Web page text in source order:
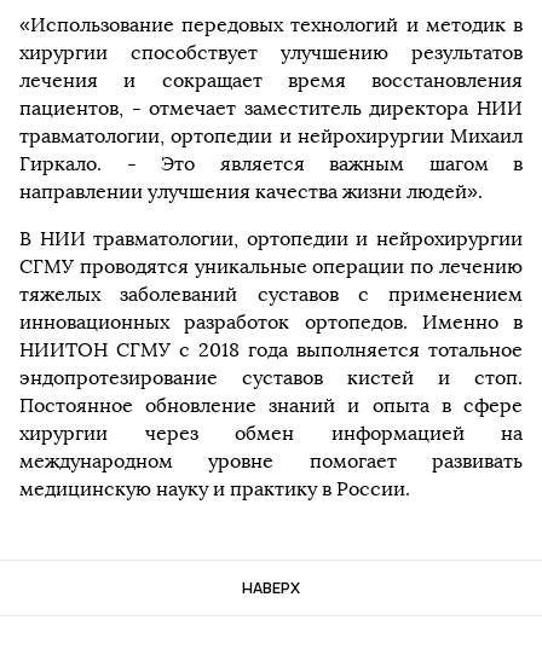
«Использование передовых технологий и методик в
хирургии способствует улучшению результатов
лечения и сокращает время восстановления
пациентов, - отмечает заместитель директора НИИ
травматологии, ортопедии и нейрохирургии Михаил
Гиркало. - Это является важным шагом в
направлении улучшения качества жизни людей».
В НИИ травматологии, ортопедии и нейрохирургии
СГМУ проводятся уникальные операции по лечению
тяжелых заболеваний суставов с применением
инновационных разработок ортопедов. Именно в
НИИТОН СГМУ с 2018 года выполняется тотальное
эндопротезирование суставов кистей и стоп.
Постоянное обновление знаний и опыта в сфере
хирургии через обмен информацией на
международном уровне помогает развивать
медицинскую науку и практику в России.
НАВЕРХ